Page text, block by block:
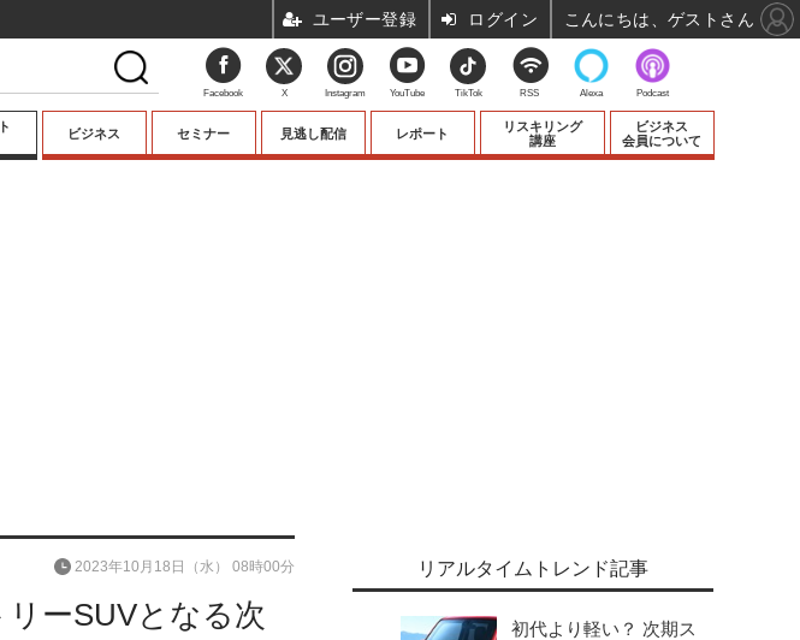
ビジネス セミナー 見逃し配信 レポート
リスキリング
講座
ビジネス
会員について
ーSUVとなる次
2023年10月18日（水） 08時00分 リアルタイムトレンド記事
初代より軽い？ 次期ス
Facebook X Instagram YouTube TikTok RSS Alexa Podcast
ユーザー登録 ログイン こんにちは、ゲストさん